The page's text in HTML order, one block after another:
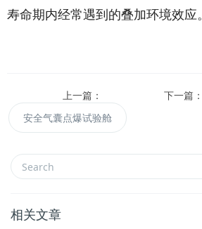
寿命期内经常遇到的叠加环境效应。
上一篇：
安全气囊点爆试验舱
下一篇：
相关文章